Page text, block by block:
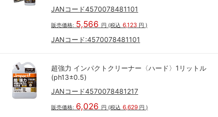
JANコード4570078481101
販売価格: 5,566 円 (税込 6,123 円 )
JANコード:4570078481101
超強力 インパクトクリーナー〈ハード〉1リットル
(ph13±0.5)
JANコード4570078481217
販売価格: 6,026 円 (税込 6,629 円 )